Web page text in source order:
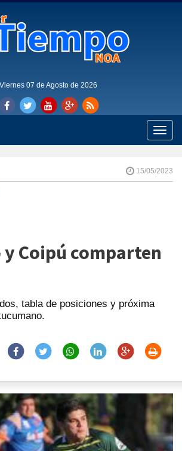
Viernes 07 de Agosto de 2026
Toggle
15/05/2023
Coipú comparten
tabla de posiciones y próxima